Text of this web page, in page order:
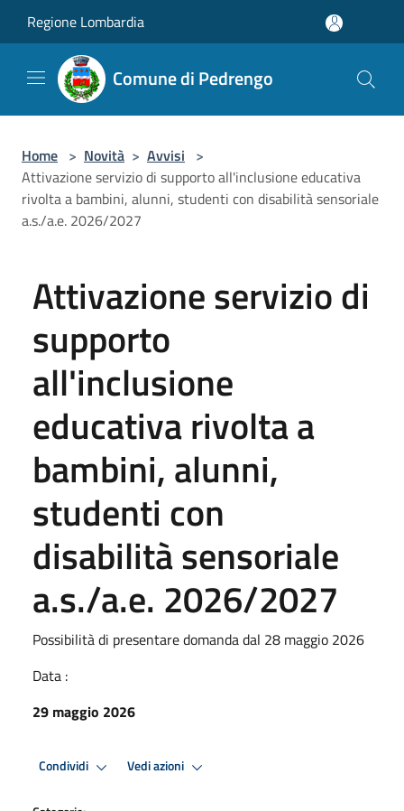
Regione Lombardia
Comune di Pedrengo
Home > Novità > Avvisi >
Attivazione servizio di supporto all'inclusione educativa
rivolta a bambini, alunni, studenti con disabilità sensoriale
a.s./a.e. 2026/2027
Attivazione servizio di
supporto
all'inclusione
educativa rivolta a
bambini, alunni,
studenti con
disabilità sensoriale
a.s./a.e. 2026/2027
Possibilità di presentare domanda dal 28 maggio 2026
Data :
29 maggio 2026
Condividi Vedi azioni